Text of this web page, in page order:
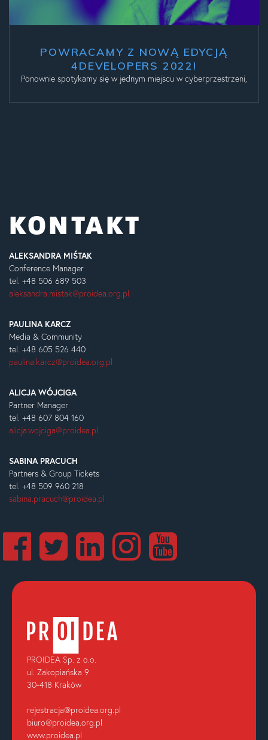
POWRACAMY Z NOWĄ EDYCJĄ
4DEVELOPERS 2022!
Ponownie spotykamy się w jednym miejscu w cyberprzestrzeni,
KONTAKT
ALEKSANDRA MIŚTAK
Conference Manager
tel. +48 506 689 503
aleksandra.mistak@proidea.org.pl
PAULINA KARCZ
Media & Community
tel. +48 605 526 440
paulina.karcz@proidea.org.pl
ALICJA WÓJCIGA
Partner Manager
tel. +48 607 804 160
alicja.wojciga@proidea.pl
SABINA PRACUCH
Partners & Group Tickets
tel. +48 509 960 218
sabina.pracuch@proidea.pl
PROIDEA Sp. z o.o.
ul. Zakopiańska 9
30-418 Kraków
rejestracja@proidea.org.pl
biuro@proidea.org.pl
www.proidea.pl